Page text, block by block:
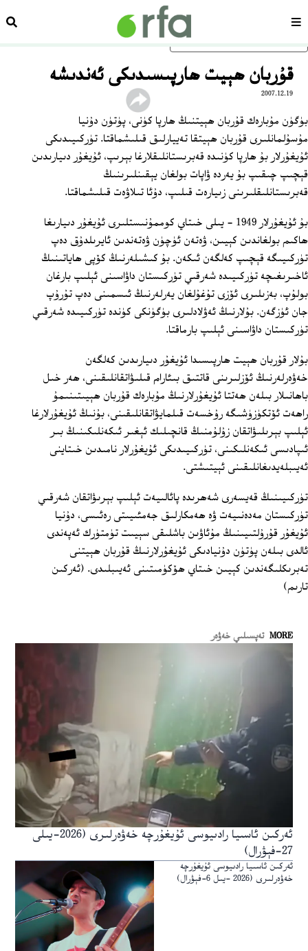
ئاساسلىق مەزمۇنغا ئاتلاڭسەھىپە
قۇربان ھېيت ھارپىسىدىكى ئەندىشە
2007.12.19
بۈگۈن مۇبارەك قۇربان ھېيتنىڭ ھارپا كۈنى، پۈتۈن دۇنيا
مۇسۇلمانلىرى قۇربان ھېيتقا تەييارلىق قىلىشماقتا. تۈركىيىدىكى
ئۇيغۇرلار بۇ ھارپا كۈنىدە قەبرىستانلىقلارغا بېرىپ، ئۇيغۇر دىيارىدىن
قېچىپ چىقىپ بۇ يەردە ۋاپات بولغان يېقىنلىرىنىڭ
قەبرىستانلىقلىرىنى زىيارەت قىلىپ، دۇئا تىلاۋەت قىلىشماقتا.
بۇ ئۇيغۇرلار 1949 - يىلى خىتاي كوممۇنىستلىرى ئۇيغۇر دىيارىغا
ھاكىم بولغاندىن كېيىن، ۋەتەن ئۈچۈن ۋەتەندىن ئايرىلدۇق دەپ
تۈركىيىگە قېچىپ كەلگەن ئىكەن. بۇ كىشىلەرنىڭ كۆپى ھاياتىنىڭ
ئاخىرىغىچە تۈركىيىدە شەرقىي تۈركىستان داۋاسىنى ئېلىپ بارغان
بولۇپ، بەزىلىرى ئۆزى تۇغۇلغان يەرلەرنىڭ ئىسمىنى دەپ تۇرۇپ
جان ئۈزگەن. بۇلارنىڭ ئەۋلادلىرى بۈگۈنكى كۈندە تۈركىيىدە شەرقىي
تۈركىستان داۋاسىنى ئېلىپ بارماقتا.
بۇلار قۇربان ھېيت ھارپىسىدا ئۇيغۇر دىيارىدىن كەلگەن
خەۋەرلەرنىڭ ئۆزلىرىنى قاتتىق بىئارام قىلىۋاتقانلىقىنى، ھەر خىل
باھانىلار بىلەن ھەتتا ئۇيغۇرلارنىڭ مۇبارەك قۇربان ھېيىتىنىمۇ
راھەت ئۆتكۈزۈشىگە رۇخسەت قىلمايۋاتقانلىقىنى، بۇنىڭ ئۇيغۇرلارغا
ئېلىپ بېرىلىۋاتقان زۇلۇمنىڭ قانچىلىك ئېغىر ئىكەنلىكىنىڭ بىر
ئىپادىسى ئىكەنلىكىنى، تۈركىيىدىكى ئۇيغۇرلار نامىدىن خىتاينى
ئەيىبلەيدىغانلىقىنى ئېيتىشتى.
تۈركىيىنىڭ قەيسەرى شەھرىدە پائالىيەت ئېلىپ بېرىۋاتقان شەرقىي
تۈركىستان مەدەنىيەت ۋە ھەمكارلىق جەمئىيىتى رەئىسى، دۇنيا
ئۇيغۇر قۇرۇلتىيىنىڭ مۇئاۋىن باشلىقى سېيىت تۈمتۈرك ئەپەندى
ئالدى بىلەن پۈتۈن دۇنيادىكى ئۇيغۇرلارنىڭ قۇربان ھېيتنى
تەبرىكلىگەندىن كېيىن خىتاي ھۆكۈمىتىنى ئەيىبلىدى. (ئەركىن
تارىم)
MORE تەپسىلىي خەۋەر
ئەركىن ئاسىيا رادىيوسى ئۇيغۇرچە خەۋەرلىرى (2026-يىلى
27-فېۋرال)
ئەركىن ئاسىيا رادىيوسى ئۇيغۇرچە
خەۋەرلىرى (2026 -يىل 6-فېۋرال)